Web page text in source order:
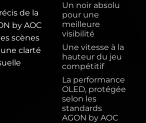
de la
by AOC
scènes
clarté
Un noir absolu
pour une
meilleure
visibilité
Une vitesse à la
hauteur du jeu
compétitif
La performance
OLED, protégée
selon les
standards
AGON by AOC